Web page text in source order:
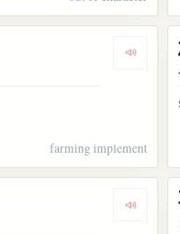
farming implement